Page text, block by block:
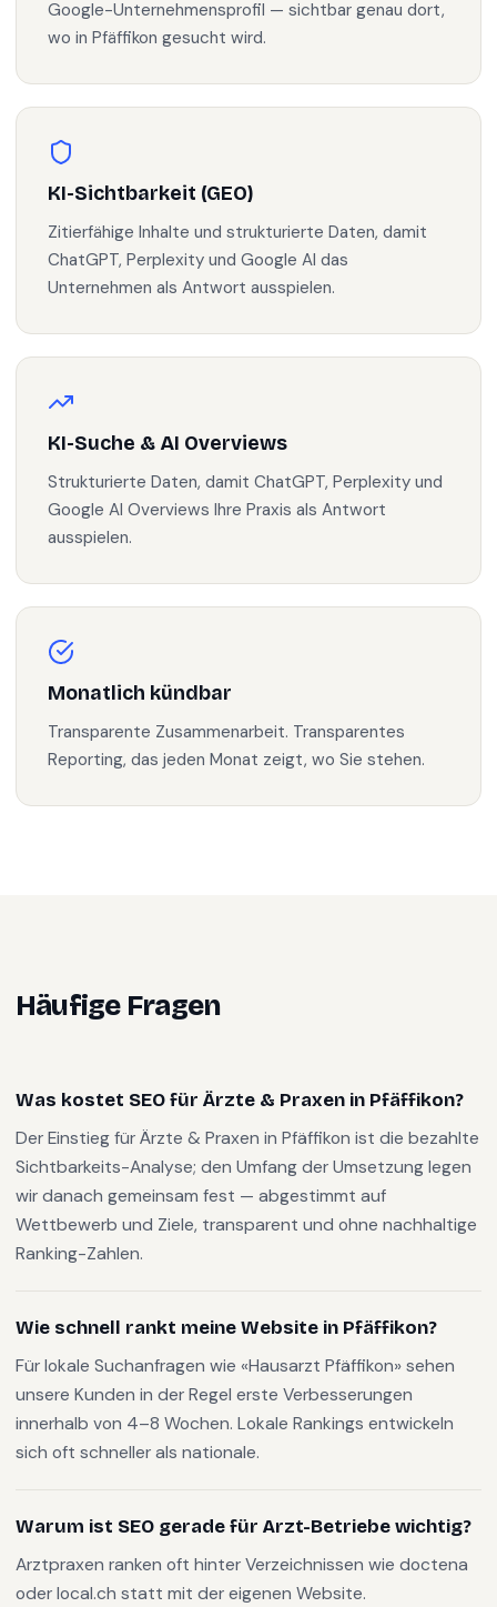
Google-Unternehmensprofil — sichtbar genau dort,
wo in Pfäffikon gesucht wird.
KI-Sichtbarkeit (GEO)
Zitierfähige Inhalte und strukturierte Daten, damit
ChatGPT, Perplexity und Google AI das
Unternehmen als Antwort ausspielen.
KI-Suche & AI Overviews
Strukturierte Daten, damit ChatGPT, Perplexity und
Google AI Overviews Ihre Praxis als Antwort
ausspielen.
Monatlich kündbar
Transparente Zusammenarbeit. Transparentes
Reporting, das jeden Monat zeigt, wo Sie stehen.
Häufige Fragen
Was kostet SEO für Ärzte & Praxen in Pfäffikon?
Der Einstieg für Ärzte & Praxen in Pfäffikon ist die bezahlte
Sichtbarkeits-Analyse; den Umfang der Umsetzung legen
wir danach gemeinsam fest — abgestimmt auf
Wettbewerb und Ziele, transparent und ohne nachhaltige
Ranking-Zahlen.
Wie schnell rankt meine Website in Pfäffikon?
Für lokale Suchanfragen wie «Hausarzt Pfäffikon» sehen
unsere Kunden in der Regel erste Verbesserungen
innerhalb von 4–8 Wochen. Lokale Rankings entwickeln
sich oft schneller als nationale.
Warum ist SEO gerade für Arzt-Betriebe wichtig?
Arztpraxen ranken oft hinter Verzeichnissen wie doctena
oder local.ch statt mit der eigenen Website.